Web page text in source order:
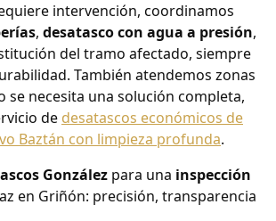
intervención, coordinamos
, desatasco con agua a presión,
del tramo afectado, siempre
También atendemos zonas
se necesita una solución completa,
de desatascos económicos de
Baztán con limpieza profunda.
González para una inspección
en Griñón: precisión, transparencia